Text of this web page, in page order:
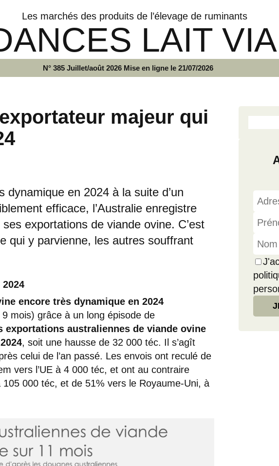
Les marchés des produits de l’élevage de ruminants
LAIT
N° 385 Juillet/août 2026 Mise en ligne le 21/07/2026
majeur qui
dynamique en 2024 à la suite d’un
efficace, l’Australie enregistre
exportations de viande ovine. C’est
qui y parvienne, les autres souffrant
encore très dynamique en 2024
mois) grâce à un long épisode de
exportations australiennes de viande ovine
, soit une hausse de 32 000 téc. Il s’agît
celui de l’an passé. Les envois ont reculé de
vers l’UE à 4 000 téc, et ont au contraire
000 téc, et de 51% vers le Royaume-Uni, à